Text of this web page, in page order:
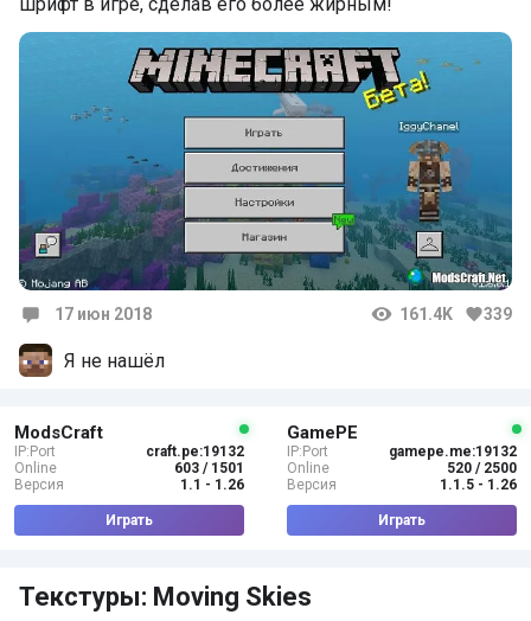
17 июн 2018 161.4K 339
Я не нашёл
ModsCraft
IP:Port
craft.pe:19132
Online
603 / 1501
Версия
1.1 - 1.26
Играть
GamePE
IP:Port
gamepe.me:19132
Online
520 / 2500
Версия
1.1.5 - 1.26
Играть
Текстуры: Moving Skies